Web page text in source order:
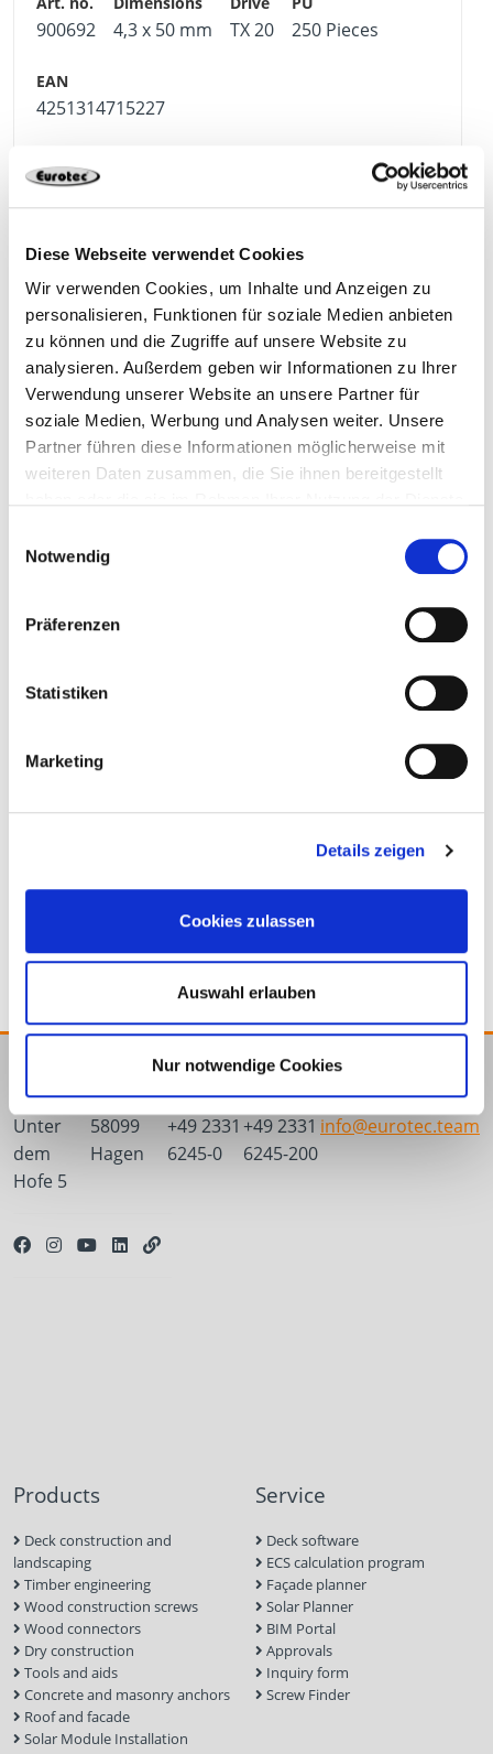
Diese Webseite verwendet Cookies
Wir verwenden Cookies, um Inhalte und Anzeigen zu
personalisieren, Funktionen für soziale Medien anbieten
zu können und die Zugriffe auf unsere Website zu
analysieren. Außerdem geben wir Informationen zu Ihrer
Verwendung unserer Website an unsere Partner für
soziale Medien, Werbung und Analysen weiter. Unsere
Partner führen diese Informationen möglicherweise mit
weiteren Daten zusammen, die Sie ihnen bereitgestellt
Notwendig
Präferenzen
Statistiken
Marketing
Details zeigen
Cookies zulassen
Auswahl erlauben
Nur notwendige Cookies
900692 4,3 x 50 mm TX 20 250 Pieces
4251314715227
4251314715234
900694 4,3 x 80 mm TX 20 250 Pieces
Universal Bit-Box
E.u.r.o.Tec GmbH
Unter
dem
Hofe 5
58099
Hagen
+49 2331
6245-0
+49 2331
6245-200
info@eurotec.team
Products
Deck construction and
landscaping
Timber engineering
Wood construction screws
Wood connectors
Dry construction
Tools and aids
Concrete and masonry anchors
Roof and facade
Solar Module Installation
Service
Deck software
ECS calculation program
Façade planner
Solar Planner
BIM Portal
Approvals
Inquiry form
Screw Finder